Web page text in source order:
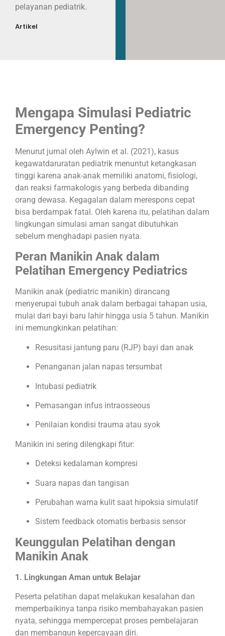
pelayanan pediatrik.
Artikel
Mengapa Simulasi Pediatric
Emergency Penting?
Menurut jurnal oleh Aylwin et al. (2021), kasus
kegawatdaruratan pediatrik menuntut ketangkasan
tinggi karena anak-anak memiliki anatomi, fisiologi,
dan reaksi farmakologis yang berbeda dibanding
orang dewasa. Kegagalan dalam merespons cepat
bisa berdampak fatal. Oleh karena itu, pelatihan dalam
lingkungan simulasi aman sangat dibutuhkan
sebelum menghadapi pasien nyata.
Peran Manikin Anak dalam
Pelatihan Emergency Pediatrics
Manikin anak (pediatric manikin) dirancang
menyerupai tubuh anak dalam berbagai tahapan usia,
mulai dari bayi baru lahir hingga usia 5 tahun. Manikin
ini memungkinkan pelatihan:
Resusitasi jantung paru (RJP) bayi dan anak
Penanganan jalan napas tersumbat
Intubasi pediatrik
Pemasangan infus intraosseous
Penilaian kondisi trauma atau syok
Manikin ini sering dilengkapi fitur:
Deteksi kedalaman kompresi
Suara napas dan tangisan
Perubahan warna kulit saat hipoksia simulatif
Sistem feedback otomatis berbasis sensor
Keunggulan Pelatihan dengan
Manikin Anak
1. Lingkungan Aman untuk Belajar
Peserta pelatihan dapat melakukan kesalahan dan
memperbaikinya tanpa risiko membahayakan pasien
nyata, sehingga mempercepat proses pembelajaran
dan membangun kepercayaan diri.